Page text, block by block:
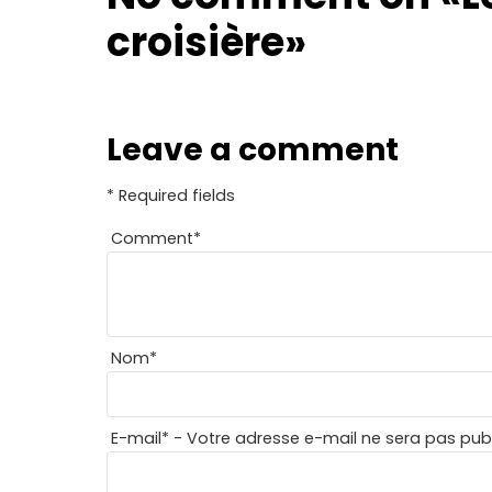
croisière»
Leave a comment
* Required fields
Comment*
Nom*
E-mail* - Votre adresse e-mail ne sera pas